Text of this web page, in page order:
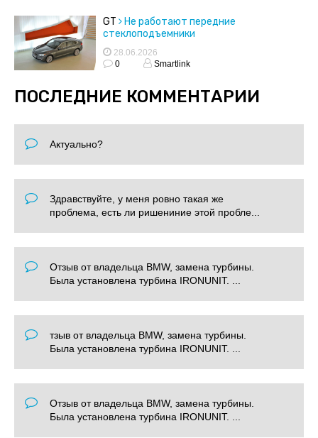
GT
Не работают передние
стеклоподъемники
28.06.2026
0
Smartlink
ПОСЛЕДНИЕ КОММЕНТАРИИ
Актуально?
Здравствуйте, у меня ровно такая же
проблема, есть ли ришениние этой пробле...
Отзыв от владельца BMW, замена турбины.
Была установлена турбина IRONUNIT. ...
тзыв от владельца BMW, замена турбины.
Была установлена турбина IRONUNIT. ...
Отзыв от владельца BMW, замена турбины.
Была установлена турбина IRONUNIT. ...